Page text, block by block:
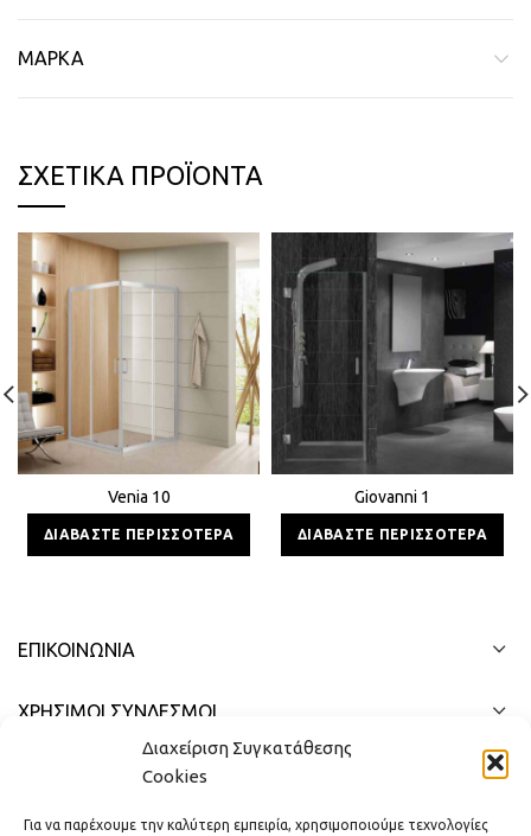
Διαχείριση Συγκατάθεσης
Cookies
Για να παρέχουμε την καλύτερη εμπειρία, χρησιμοποιούμε τεχνολογίες
ΜΆΡΚΑ
ΣΧΕΤΙΚΆ ΠΡΟΪΌΝΤΑ
Venia 10
ΔΙΑΒΆΣΤΕ ΠΕΡΙΣΣΌΤΕΡΑ
Giovanni 1
ΔΙΑΒΆΣΤΕ ΠΕΡΙΣΣΌΤΕΡΑ
ΕΠΙΚΟΙΝΩΝΊΑ
ΧΡΗΣΙΜΟΙ ΣΥΝΔΕΣΜΟΙ
ΓΡΉΓΟΡΟ ΜΕΝΟΎ